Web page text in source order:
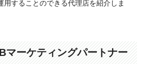
用することのできる代理店を紹介しま
マーケティングパートナー